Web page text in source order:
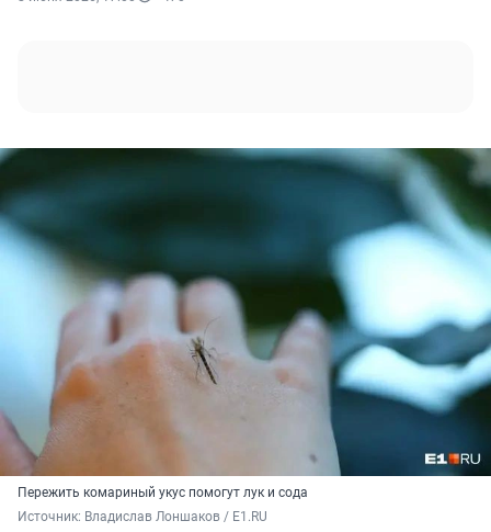
Пережить комариный укус помогут лук и сода
Источник: Владислав Лоншаков / E1.RU